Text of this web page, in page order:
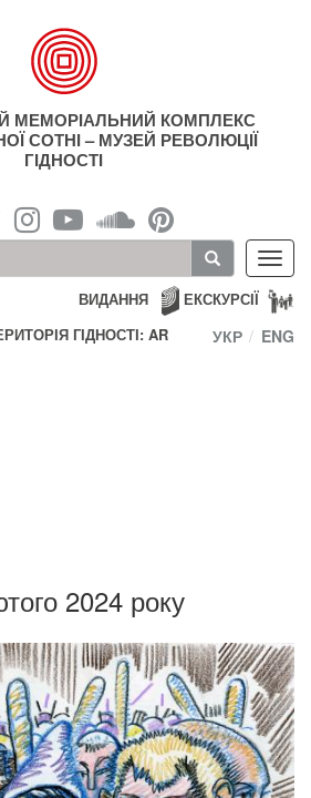
МЕМОРІАЛЬНИЙ КОМПЛЕКС
СОТНІ – МУЗЕЙ РЕВОЛЮЦІЇ
ГІДНОСТІ
ЕКСКУРСІЇ
ВИДАННЯ
ГІДНОСТІ: AR
УКР ENG
2024 року